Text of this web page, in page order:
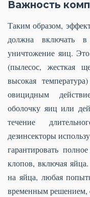
Важность
Таким образом,
должна включать
уничтожение яиц.
(пылесос, жесткая
высокая
овицидным
оболочку яиц или
течение
дезинсекторы
гарантировать
клопов, включая
на яйца, любая
временным решением,